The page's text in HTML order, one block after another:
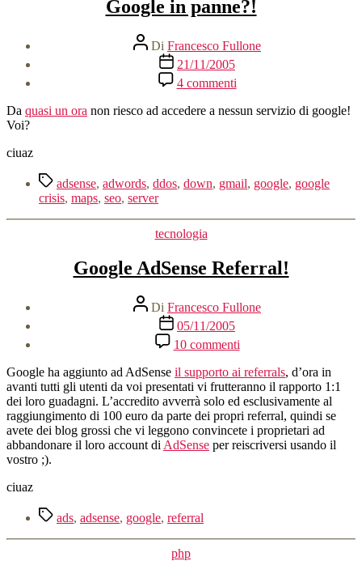
Google in panne?!
Autore
articolo
Di Francesco Fullone
Data
dell'articolo
21/11/2005
4 commentisu
Google
in
Da quasi un ora non riesco ad accedere a nessun servizio di google!
Voi?
ciuaz
Tag adsense, adwords, ddos, down, gmail, google, google
crisis, maps, seo, server
Categorie
tecnologia
Google AdSense Referral!
Autore
articolo
Di Francesco Fullone
Data
dell'articolo
05/11/2005
10 commentisu
Google
AdSense
Referral!
Google ha aggiunto ad AdSense il supporto ai referrals, d’ora in
avanti tutti gli utenti da voi presentati vi frutteranno il rapporto 1:1
dei loro guadagni. L’accredito avverrà solo ed esclusivamente al
raggiungimento di 100 euro da parte dei propri referral, quindi se
avete dei blog grossi che vi leggono convincete i proprietari ad
abbandonare il loro account di AdSense per reiscriversi usando il
vostro ;).
ciuaz
Tag ads, adsense, google, referral
Categorie
php